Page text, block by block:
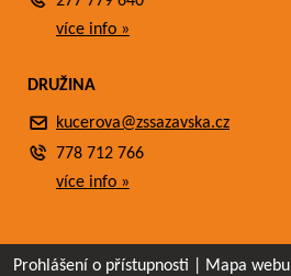
více info »
DRUŽINA
kucerova@zssazavska.cz
778 712 766
více info »
Prohlášení o přístupnosti Mapa webu